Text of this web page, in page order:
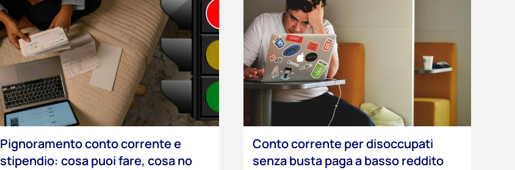
Pignoramento conto corrente e
stipendio: cosa puoi fare, cosa no
Conto corrente per disoccupati
senza busta paga a basso reddito